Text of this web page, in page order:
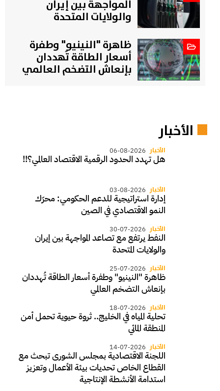
المواجهة بين إيران
والولايات المتحدة
ظاهرة "النينيو" وطفرة
أسعار الطاقة تُهددان
بإنعاش التضخم العالمي
الأخبار
الأخبار 06-08-2026
هل تهدد الحدود الرقمية الاقتصاد العالمي؟!!
الأخبار 03-08-2026
إدارة استراتيجية للدعم الحكومي: محرّك
النمو الاقتصادي في الصين
الأخبار 30-07-2026
النفط يرتفع مع تصاعد المواجهة بين إيران
والولايات المتحدة
الأخبار 25-07-2026
ظاهرة "النينيو" وطفرة أسعار الطاقة تُهددان
بإنعاش التضخم العالمي
الأخبار 18-07-2026
تحلية المياه في الخليج.. ثروة حيوية تحمل أمن
المنطقة المائي
الأخبار 14-07-2026
اللجنة الاقتصادية بمجلس الشورى تبحث مع
القطاع الخاص تحديات بيئة الأعمال وتعزيز
استدامة الأنشطة الإنتاجية